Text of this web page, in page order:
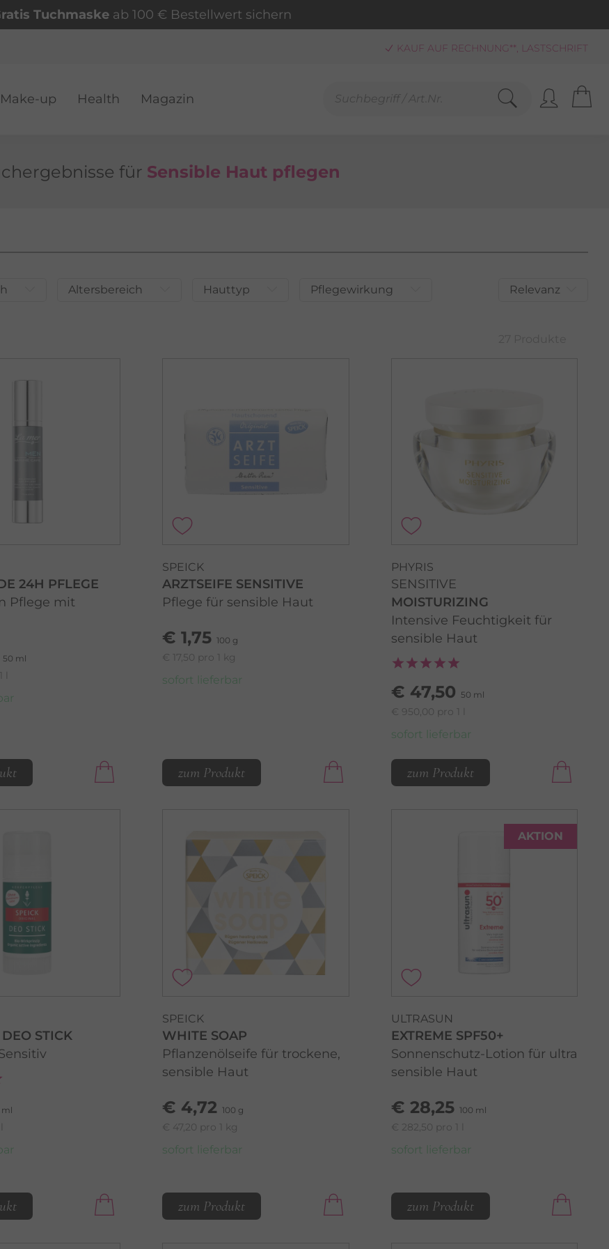
Tuchmaskeab 100 € Bestellwert sichern
KAUF AUF RECHNUNG**, LASTSCHRIFT
FREUNDLICHER SERVICE 0800-808159
GEPRÜFTER, ZERTIFIZIERTER SHOP
Make-up Health Magazin
für Sensible Haut pflegen
Altersbereich Hauttyp Pflegewirkung Relevanz
24H PFLEGE
Pflege mit
50 ml
SPEICK
ARZTSEIFE SENSITIVE
Pflege für sensible Haut
€ 1,75 100 g
€ 17,50 pro 1 kg
sofort lieferbar
zum Produkt
PHYRIS
SENSITIVE
MOISTURIZING
Intensive Feuchtigkeit für
sensible Haut
€ 47,50 50 ml
€ 950,00 pro 1 l
sofort lieferbar
zum Produkt
STICK
ml
SPEICK
WHITE SOAP
Pflanzenölseife für trockene,
sensible Haut
€ 4,72 100 g
€ 47,20 pro 1 kg
sofort lieferbar
zum Produkt
AKTION
ULTRASUN
EXTREME SPF50+
Sonnenschutz-Lotion für ultra
sensible Haut
€ 28,25 100 ml
€ 282,50 pro 1 l
sofort lieferbar
zum Produkt